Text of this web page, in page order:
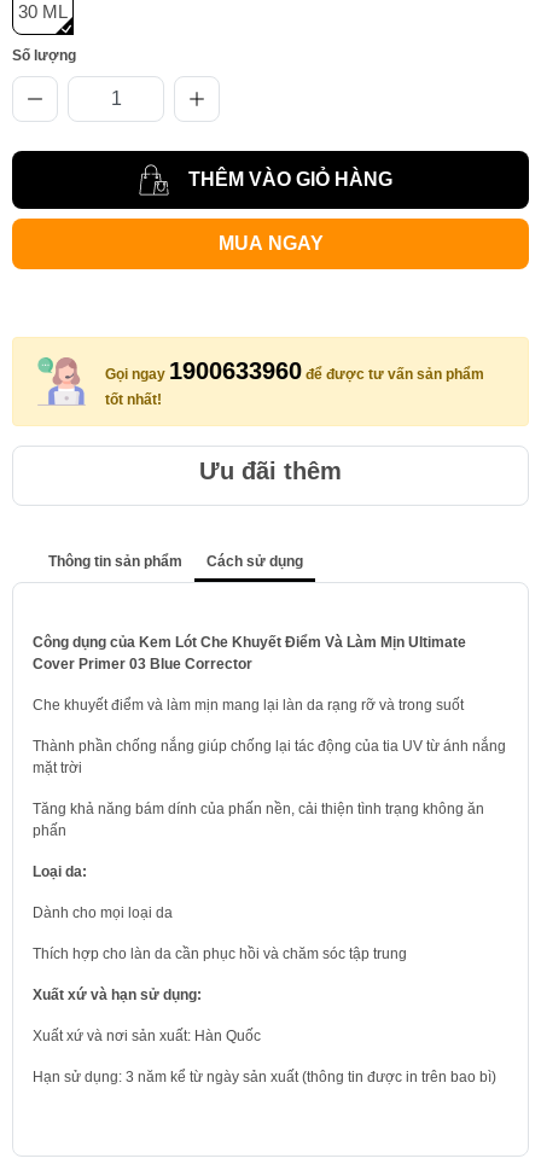
30 ML
Số lượng
THÊM VÀO GIỎ HÀNG
MUA NGAY
Gọi ngay 1900633960 để được tư vấn sản phẩm
tốt nhất!
Ưu đãi thêm
Thông tin sản phẩm Cách sử dụng
Công dụng của Kem Lót Che Khuyết Điểm Và Làm Mịn Ultimate
Cover Primer 03 Blue Corrector
Che khuyết điểm và làm mịn mang lại làn da rạng rỡ và trong suốt
Thành phần chống nắng giúp chống lại tác động của tia UV từ ánh nắng
mặt trời
Tăng khả năng bám dính của phấn nền, cải thiện tình trạng không ăn
phấn
Loại da:
Dành cho mọi loại da
Thích hợp cho làn da cần phục hồi và chăm sóc tập trung
Xuất xứ và hạn sử dụng:
Xuất xứ và nơi sản xuất: Hàn Quốc
Hạn sử dụng: 3 năm kể từ ngày sản xuất (thông tin được in trên bao bì)